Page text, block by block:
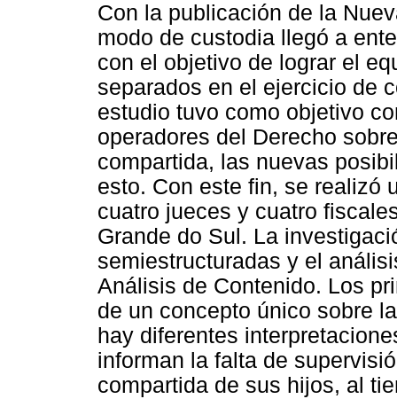
Con la publicación de la
modo de custodia llegó a
con el objetivo de lograr el
separados en el ejercicio de
estudio tuvo como objetivo
operadores del Derecho
compartida, las nuevas
esto. Con este fin, se realizó
cuatro jueces y cuatro
Grande do Sul. La
semiestructuradas y el
Análisis de Contenido. Los
de un concepto único sobre
hay diferentes
informan la falta de
compartida de sus hijos, al